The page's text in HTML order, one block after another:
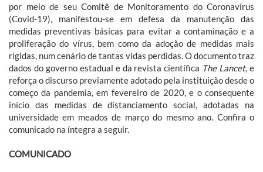
por meio de seu Comitê de Monitoramento do Coronavírus
(Covid-19), manifestou-se em defesa da manutenção das
medidas preventivas básicas para evitar a contaminação e a
proliferação do vírus, bem como da adoção de medidas mais
rígidas, num cenário de tantas vidas perdidas. O documento traz
dados do governo estadual e da revista científica The Lancet, e
reforça o discurso previamente adotado pela instituição desde o
começo da pandemia, em fevereiro de 2020, e o consequente
início das medidas de distanciamento social, adotadas na
universidade em meados de março do mesmo ano. Confira o
comunicado na íntegra a seguir.
COMUNICADO